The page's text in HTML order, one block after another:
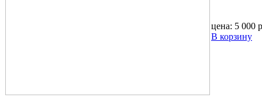
цена: 5 000
В корзину